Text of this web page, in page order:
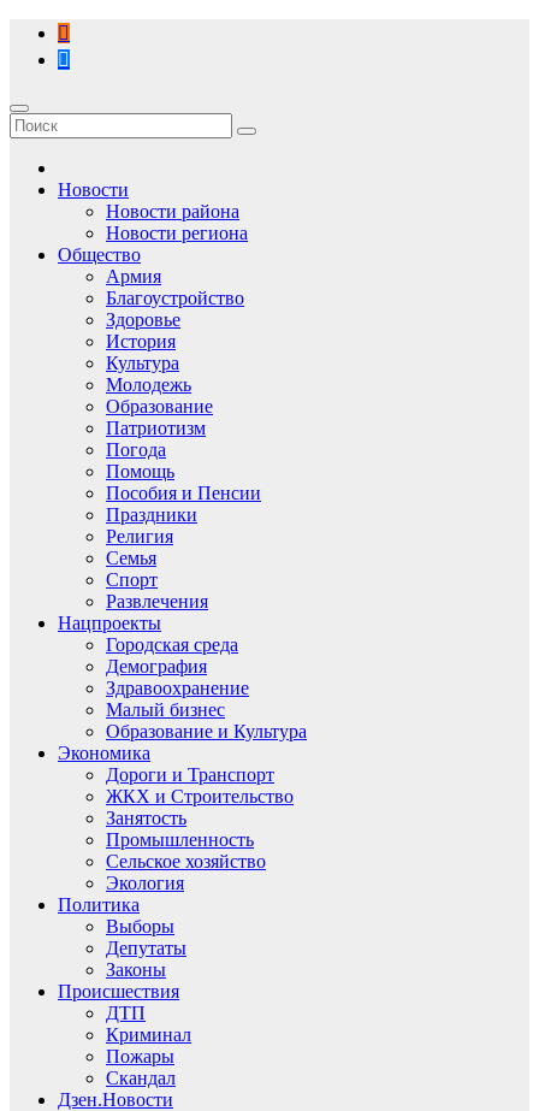
Перейти
содержимому
Новости
Новости района
Новости региона
Общество
Армия
Благоустройство
Здоровье
История
Культура
Молодежь
Образование
Патриотизм
Погода
Помощь
Пособия и Пенсии
Праздники
Религия
Семья
Спорт
Развлечения
Нацпроекты
Городская среда
Демография
Здравоохранение
Малый бизнес
Образование и Культура
Экономика
Дороги и Транспорт
ЖКХ и Строительство
Занятость
Промышленность
Сельское хозяйство
Экология
Политика
Выборы
Депутаты
Законы
Происшествия
ДТП
Криминал
Пожары
Скандал
Дзен.Новости